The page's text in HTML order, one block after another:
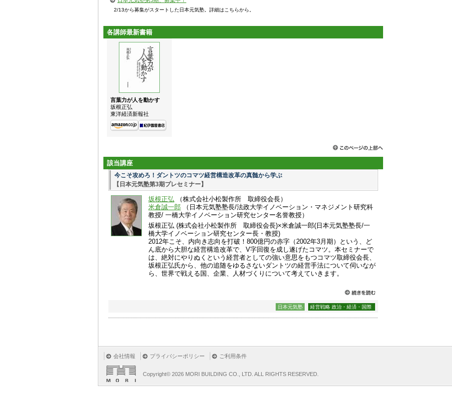
2/13から募集がスタートした日本元気塾。詳細はこちらから。
各講師最新書籍
言葉力が人を動かす
坂根正弘
東洋経済新報社
該当講座
今こそ攻めろ！ダントツのコマツ経営構造改革の真髄から学ぶ
【日本元気塾第3期プレセミナー】
坂根正弘 （株式会社小松製作所 取締役会長）
米倉誠一郎 （日本元気塾塾長/法政大学イノベーション・マネジメント研究科
教授/ 一橋大学イノベーション研究センター名誉教授）
坂根正弘 (株式会社小松製作所 取締役会長)×米倉誠一郎(日本元気塾塾長/一
橋大学イノベーション研究センター長・教授)
2012年こそ、内向き志向を打破！800億円の赤字（2002年3月期）という、ど
ん底から大胆な経営構造改革で、V字回復を成し遂げたコマツ。本セミナーで
は、絶対にやりぬくという経営者としての強い意思をもつコマツ取締役会長、
坂根正弘氏から、他の追随をゆるさないダントツの経営手法について伺いなが
ら、世界で戦える国、企業、人材づくりについて考えていきます。
日本元気塾 経営戦略 政治・経済・国際
会社情報 プライバシーポリシー ご利用条件
Copyright© 2026 MORI BUILDING CO., LTD. ALL RIGHTS RESERVED.